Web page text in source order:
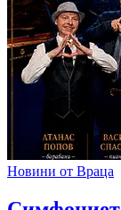
Новини от Враца